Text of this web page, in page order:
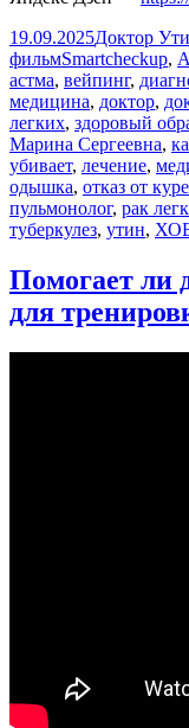
Опубликовано
19.09.2025Автор
Доктор
фильмМетки
Smartcheckup,
астма, вейпинг,
медицина, доктор,
легких, здоровый
Марина Сергеевна,
убивает, лечение,
одышка, отказ от
пульмонолог, рак
туберкулез, утин,
Помогает ли
для